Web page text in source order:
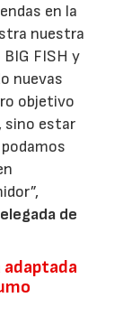
en la
nuestra
FISH y
nuevas
objetivo
sino estar
de